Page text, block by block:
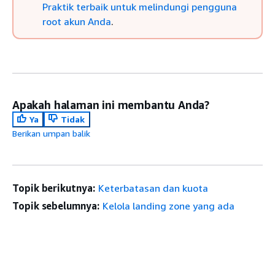
Praktik terbaik untuk melindungi pengguna
root akun Anda.
Apakah halaman ini membantu Anda?
Ya
Tidak
Berikan umpan balik
Topik berikutnya: Keterbatasan dan kuota
Topik sebelumnya: Kelola landing zone yang ada